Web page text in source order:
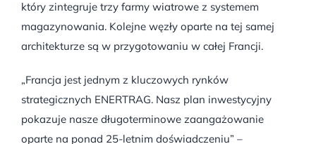
który zintegruje trzy farmy wiatrowe z systemem
magazynowania. Kolejne węzły oparte na tej samej
architekturze są w przygotowaniu w całej Francji.
„Francja jest jednym z kluczowych rynków
strategicznych ENERTRAG. Nasz plan inwestycyjny
pokazuje nasze długoterminowe zaangażowanie
oparte na ponad 25-letnim doświadczeniu” –